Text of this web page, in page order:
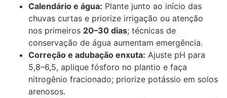
Calendário e água: Plante junto ao início das
chuvas curtas e priorize irrigação ou atenção
nos primeiros 20–30 dias; técnicas de
conservação de água aumentam emergência.
Correção e adubação enxuta: Ajuste pH para
5,8–6,5, aplique fósforo no plantio e faça
nitrogênio fracionado; priorize potássio em solos
arenosos.